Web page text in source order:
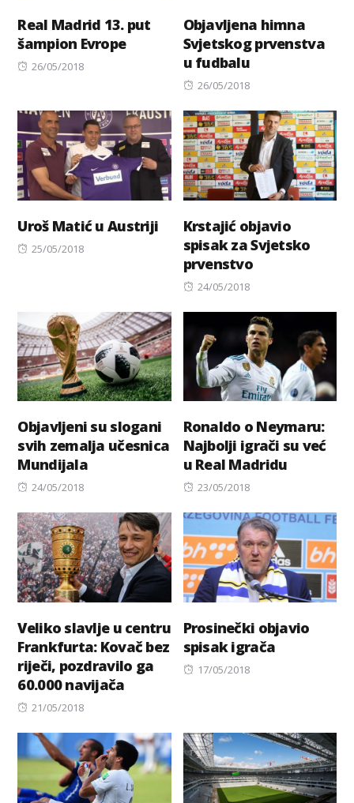
Real Madrid 13. put
šampion Evrope
Posted
26/05/2018
Objavljena himna
Svjetskog prvenstva
u fudbalu
Posted
26/05/2018
Uroš Matić u Austriji
Posted
25/05/2018
Krstajić objavio
spisak za Svjetsko
prvenstvo
Posted
24/05/2018
Objavljeni su slogani
svih zemalja učesnica
Mundijala
Posted
24/05/2018
Ronaldo o Neymaru:
Najbolji igrači su već
u Real Madridu
Posted
23/05/2018
Veliko slavlje u centru
Frankfurta: Kovač bez
riječi, pozdravilo ga
60.000 navijača
Posted
21/05/2018
Prosinečki objavio
spisak igrača
Posted
17/05/2018